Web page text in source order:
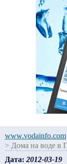
www.vodainfo.com
> Дома на воде в
Дата: 2012-03-19